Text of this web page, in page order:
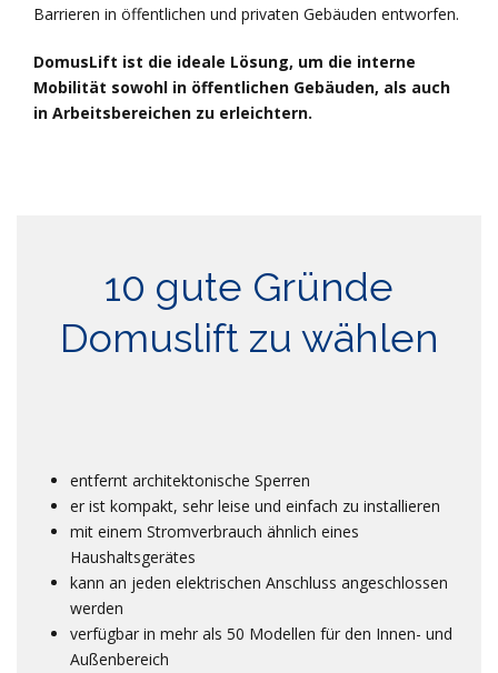
Barrieren in öffentlichen und privaten Gebäuden entworfen.
DomusLift ist die ideale Lösung, um die interne
Mobilität sowohl in öffentlichen Gebäuden, als auch
in Arbeitsbereichen zu erleichtern.
10 gute Gründe
Domuslift zu wählen
entfernt architektonische Sperren
er ist kompakt, sehr leise und einfach zu installieren
mit einem Stromverbrauch ähnlich eines
Haushaltsgerätes
kann an jeden elektrischen Anschluss angeschlossen
werden
verfügbar in mehr als 50 Modellen für den Innen- und
Außenbereich